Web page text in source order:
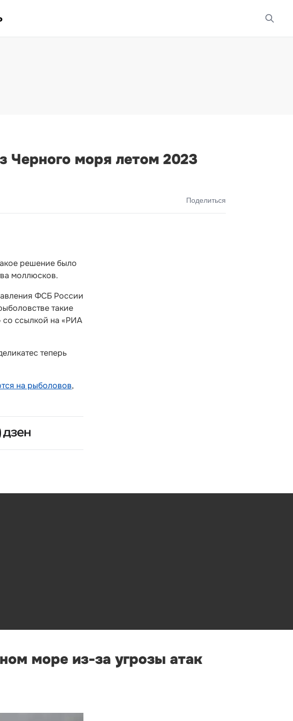
Черного моря летом 2023
Поделиться
решение было
моллюсков.
ФСБ России
такие
со ссылкой на «РИА
теперь
на рыболовов,
море из-за угрозы атак